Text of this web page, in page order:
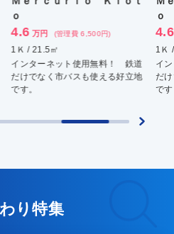
ｏ
4.6 万円 (管理費 6,500円)
1Ｋ / 21.5㎡
インターネット使用無料！ 鉄道
だけでなく市バスも使える好立地
です。
ｏ
4.6
1Ｋ
イ
だ
で
り特集